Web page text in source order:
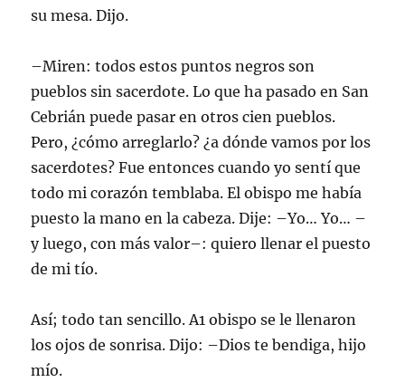
su mesa. Dijo.
–Miren: todos estos puntos negros son
pueblos sin sacerdote. Lo que ha pasado en San
Cebrián puede pasar en otros cien pueblos.
Pero, ¿cómo arreglarlo? ¿a dónde vamos por los
sacerdotes? Fue entonces cuando yo sentí que
todo mi corazón temblaba. El obispo me había
puesto la mano en la cabeza. Dije: –Yo… Yo… –
y luego, con más valor–: quiero llenar el puesto
de mi tío.
Así; todo tan sencillo. A1 obispo se le llenaron
los ojos de sonrisa. Dijo: –Dios te bendiga, hijo
mío.